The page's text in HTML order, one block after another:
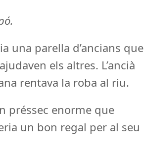
una parella d’ancians que
els altres. L’ancià
rentava la roba al riu.
préssec enorme que
un bon regal per al seu